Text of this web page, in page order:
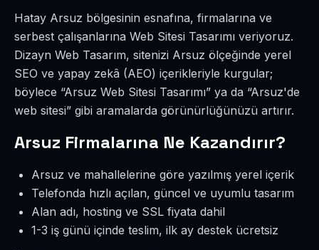
Hatay Arsuz bölgesinin esnafına, firmalarına ve
serbest çalışanlarına Web Sitesi Tasarımı veriyoruz.
Dizayn Web Tasarım, sitenizi Arsuz ölçeğinde yerel
SEO ve yapay zekâ (AEO) içerikleriyle kurgular;
böylece “Arsuz Web Sitesi Tasarımı” ya da “Arsuz'de
web sitesi” gibi aramalarda görünürlüğünüzü artırır.
Arsuz Firmalarına Ne Kazandırır?
Arsuz ve mahallelerine göre yazılmış yerel içerik
Telefonda hızlı açılan, güncel ve uyumlu tasarım
Alan adı, hosting ve SSL fiyata dahil
1-3 iş günü içinde teslim, ilk ay destek ücretsiz